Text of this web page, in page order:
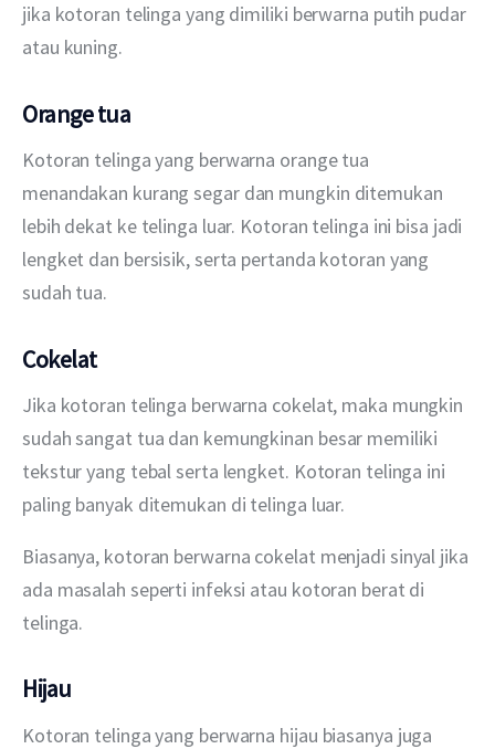
jika kotoran telinga yang dimiliki berwarna putih pudar
atau kuning.
Orange tua
Kotoran telinga yang berwarna orange tua
menandakan kurang segar dan mungkin ditemukan
lebih dekat ke telinga luar. Kotoran telinga ini bisa jadi
lengket dan bersisik, serta pertanda kotoran yang
sudah tua.
Cokelat
Jika kotoran telinga berwarna cokelat, maka mungkin
sudah sangat tua dan kemungkinan besar memiliki
tekstur yang tebal serta lengket. Kotoran telinga ini
paling banyak ditemukan di telinga luar.
Biasanya, kotoran berwarna cokelat menjadi sinyal jika
ada masalah seperti infeksi atau kotoran berat di
telinga.
Hijau
Kotoran telinga yang berwarna hijau biasanya juga